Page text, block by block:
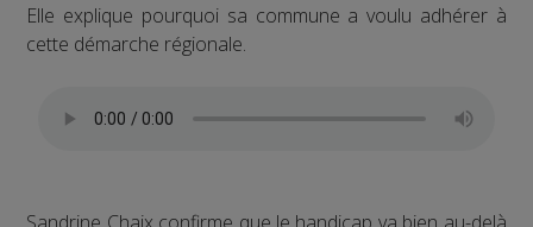
Elle explique pourquoi sa commune a voulu adhérer à
cette démarche régionale.
Sandrine Chaix confirme que le handicap va bien au-delà